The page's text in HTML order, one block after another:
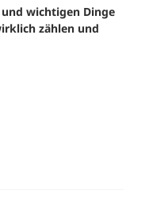
wichtigen Dinge
zählen und